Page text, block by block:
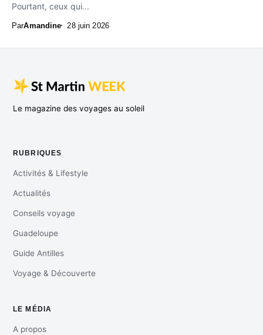
Pourtant, ceux qui...
ParAmandine 28 juin 2026
Le magazine des voyages au soleil
RUBRIQUES
Activités & Lifestyle
Actualités
Conseils voyage
Guadeloupe
Guide Antilles
Voyage & Découverte
LE MÉDIA
A propos